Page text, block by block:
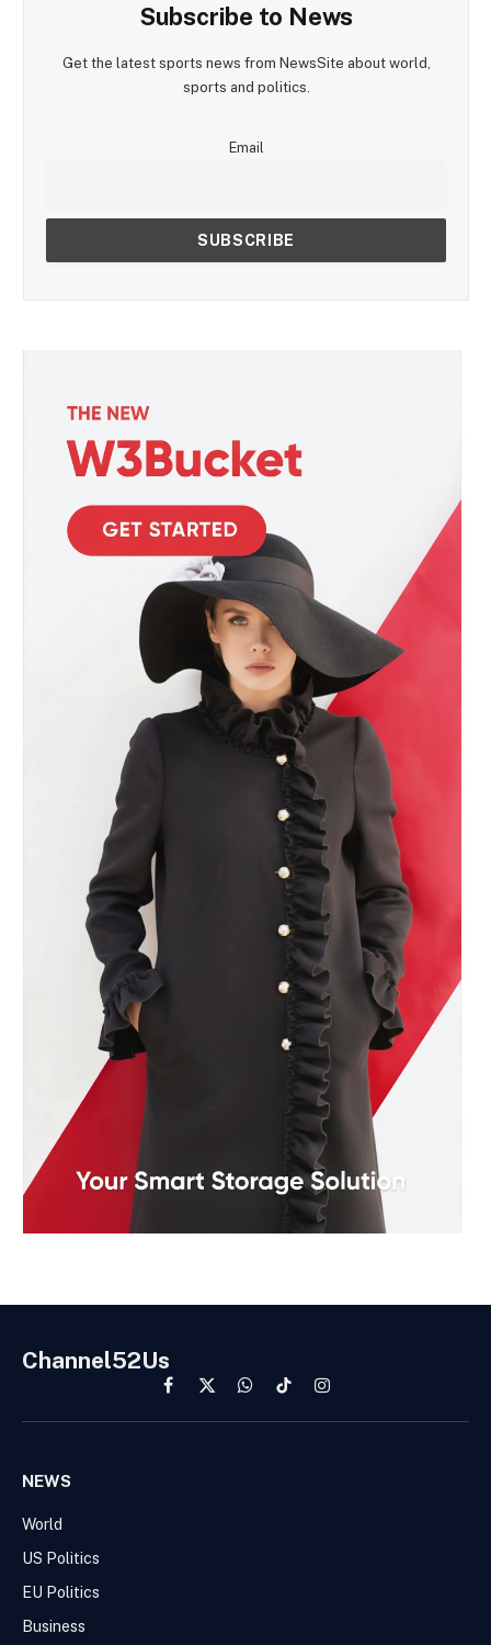
Subscribe to News
Get the latest sports news from NewsSite about world,
sports and politics.
Email
Channel52Us
Facebook
X
(Twitter)
WhatsApp
TikTokInstagram
NEWS
World
US Politics
EU Politics
Business